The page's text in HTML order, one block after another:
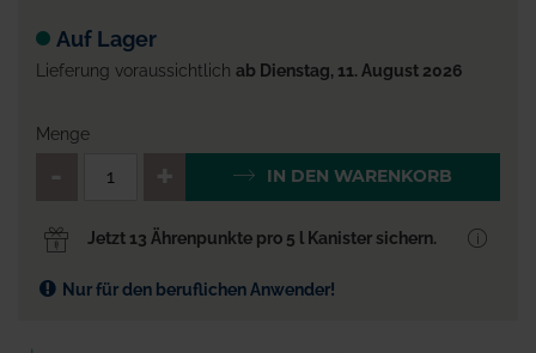
Auf Lager
Lieferung voraussichtlich ab Dienstag, 11. August 2026
Menge
QTY_CONTROL_DECREASE
IN DEN WARENKORB
Jetzt 13 Ährenpunkte pro 5 l Kanister sichern.
Nur für den beruflichen Anwender!